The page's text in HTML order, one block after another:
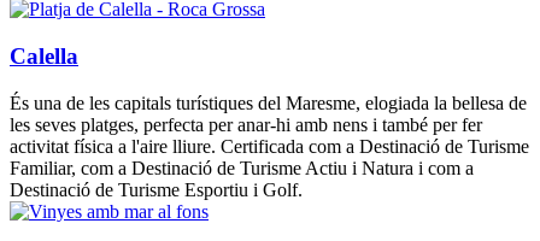
Calella
És una de les capitals turístiques del Maresme, elogiada la bellesa de
les seves platges, perfecta per anar-hi amb nens i també per fer
activitat física a l'aire lliure. Certificada com a Destinació de Turisme
Familiar, com a Destinació de Turisme Actiu i Natura i com a
Destinació de Turisme Esportiu i Golf.